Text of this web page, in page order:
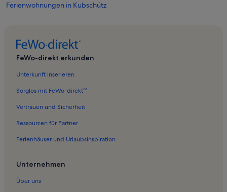
Ferienwohnungen in Kubschütz
Ferienwohnungen in Doberschau-Gaußig
Ferienwohnungen in Körse-Therme
Ferienwohnungen in Obergurig
Ferienwohnungen in Skigebiet am Malzerberg
Ferienwohnungen in Schirgiswalde-Kirschau
FeWo-direkt erkunden
Unterkunft inserieren
Sorglos mit FeWo-direkt™
Vertrauen und Sicherheit
Ressourcen für Partner
Ferienhäuser und Urlaubsinspiration
Unternehmen
Über uns